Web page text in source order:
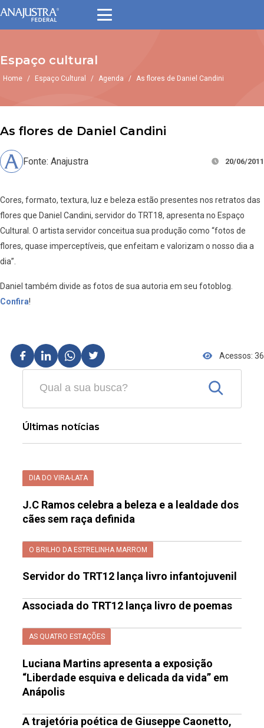
Espaço cultural
Home / Espaço Cultural / Agenda / As flores de Daniel Candini
As flores de Daniel Candini
Fonte: Anajustra 20/06/2011
Cores, formato, textura, luz e beleza estão presentes nos retratos das
flores que Daniel Candini, servidor do TRT18, apresenta no Espaço
Cultural. O artista servidor conceitua sua produção como “fotos de
flores, quase imperceptíveis, que enfeitam e valorizam o nosso dia a
dia”.
Daniel também divide as fotos de sua autoria em seu fotoblog.
Confira!
Acessos: 36
Últimas notícias
DIA DO VIRA-LATA
J.C Ramos celebra a beleza e a lealdade dos
cães sem raça definida
O BRILHO DA ESTRELINHA MARROM
Servidor do TRT12 lança livro infantojuvenil
Associada do TRT12 lança livro de poemas
AS QUATRO ESTAÇÕES
Luciana Martins apresenta a exposição
“Liberdade esquiva e delicada da vida” em
Anápolis
A trajetória poética de Giuseppe Caonetto,